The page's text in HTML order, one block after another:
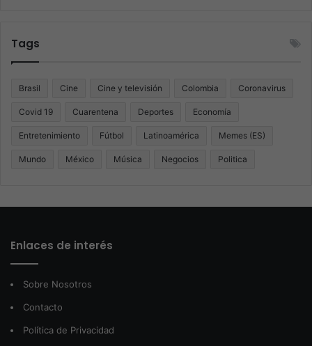
Tags
Brasil Cine Cine y televisión Colombia Coronavirus
Covid 19 Cuarentena Deportes Economía
Entretenimiento Fútbol Latinoamérica Memes (ES)
Mundo México Música Negocios Politica
Enlaces de interés
Sobre Nosotros
Contacto
Política de Privacidad